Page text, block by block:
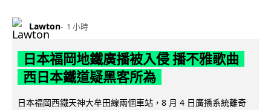
Lawton 1 小時
日本福岡地鐵廣播被入侵 播不雅歌曲
西日本鐵道疑黑客所為
日本福岡西鐵天神大牟田線兩個車站，8 月 4 日廣播系統離奇